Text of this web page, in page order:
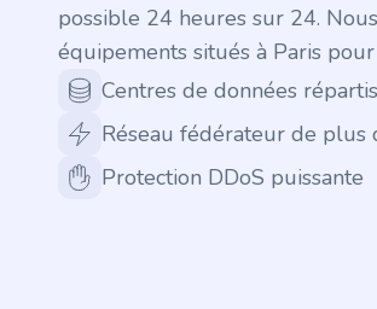
.uk
.design
possible 24 heures sur 24.
équipements situés à Paris
Centres de données
Réseau fédérateur de plus
Protection DDoS puissante